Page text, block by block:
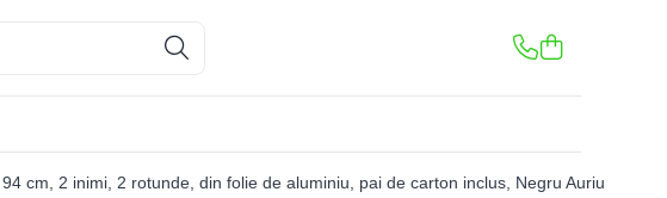
cm, 2 inimi, 2 rotunde, din folie de aluminiu, pai de carton inclus, Negru Auriu